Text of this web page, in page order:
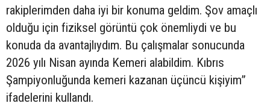
rakiplerimden daha iyi bir konuma geldim. Şov amaçlı
olduğu için fiziksel görüntü çok önemliydi ve bu
konuda da avantajlıydım. Bu çalışmalar sonucunda
2026 yılı Nisan ayında Kemeri alabildim. Kıbrıs
Şampiyonluğunda kemeri kazanan üçüncü kişiyim”
ifadelerini kullandı.